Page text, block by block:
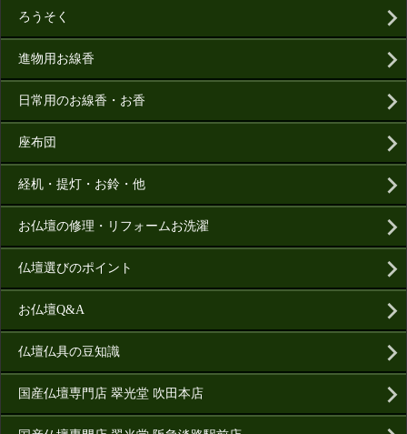
ろうそく
進物用お線香
日常用のお線香・お香
座布団
経机・提灯・お鈴・他
お仏壇の修理・リフォームお洗濯
仏壇選びのポイント
お仏壇Q&A
仏壇仏具の豆知識
国産仏壇専門店 翠光堂 吹田本店